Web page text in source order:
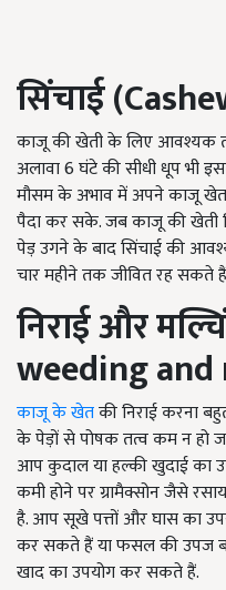
सिंचाई (
काजू की खेती के लिए आवश्यक
अलावा 6 घंटे की सीधी धूप भी
मौसम के अभाव में अपने काजू
पैदा कर सके. जब काजू की खेती
पेड़ उगने के बाद सिंचाई की
चार महीने तक जीवित रह सकते
निराई और
weeding
काजू के खेतकी निराई करना
के पेड़ों से पोषक तत्व कम न हो
आप कुदाल या हल्की खुदाई
कमी होने पर ग्रामैक्सोन जैसे
है. आप सूखे पत्तों और घास का
कर सकते हैं या फसल की उपज
खाद का उपयोग कर सकते हैं.